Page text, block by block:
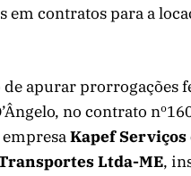
contratos para a
de apurar prorrogações
no contrato
Kapef Serviços
Ltda-ME,